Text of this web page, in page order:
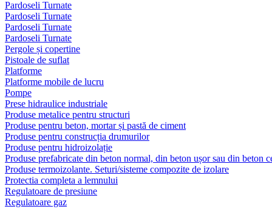
Pardoseli Turnate
Pardoseli Turnate
Pardoseli Turnate
Pardoseli Turnate
Pergole și copertine
Pistoale de suflat
Platforme
Platforme mobile de lucru
Pompe
Prese hidraulice industriale
Produse metalice pentru structuri
Produse pentru beton, mortar și pastă de ciment
Produse pentru construcția drumurilor
Produse pentru hidroizolație
Produse prefabricate din beton normal, din beton ușor sau din beton
Produse termoizolante. Seturi/sisteme compozite de izolare
Protectia completa a lemnului
Regulatoare de presiune
Regulatoare gaz